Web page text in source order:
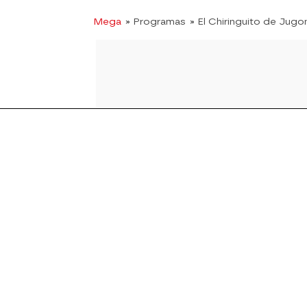
Mega » Programas » El Chiringuito de